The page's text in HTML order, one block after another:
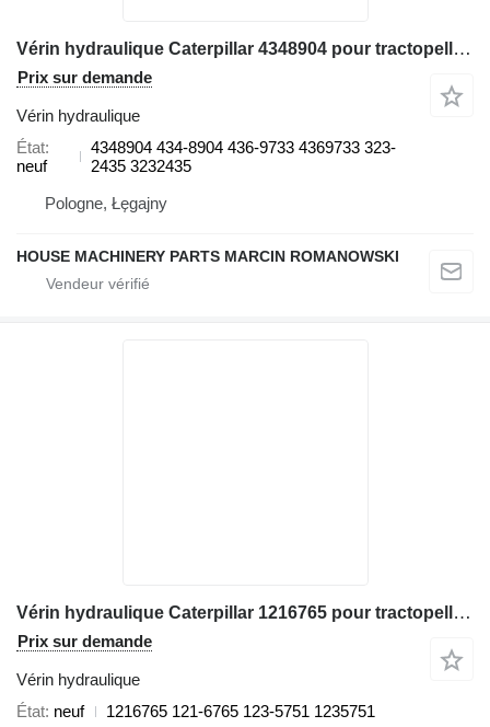
Vérin hydraulique Caterpillar 4348904 pour tractopelle Caterpillar 416E, 416F, 420E, 420F, 422E, 428E, 430E, 430F, 432E, 434E, 442E
Prix sur demande
Vérin hydraulique
État
neuf
4348904 434-8904 436-9733 4369733 323-
2435 3232435
Pologne, Łęgajny
HOUSE MACHINERY PARTS MARCIN ROMANOWSKI
Vérin hydraulique Caterpillar 1216765 pour tractopelle Caterpillar 416F, 420F, 422E, 422F, 428E, 428F, 430F, 432E, 432F, 434E, 434F
Prix sur demande
Vérin hydraulique
État neuf
1216765 121-6765 123-5751 1235751